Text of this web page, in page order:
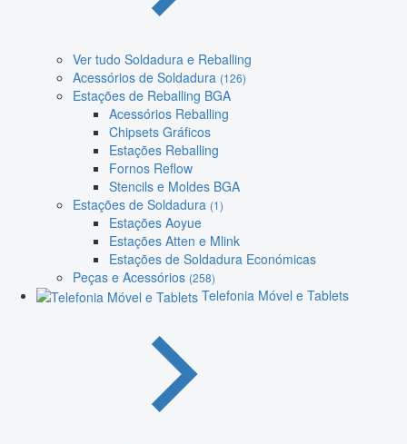
Ver tudo Soldadura e Reballing
Acessórios de Soldadura (126)
Estações de Reballing BGA
Acessórios Reballing
Chipsets Gráficos
Estações Reballing
Fornos Reflow
Stencils e Moldes BGA
Estações de Soldadura (1)
Estações Aoyue
Estações Atten e Mlink
Estações de Soldadura Económicas
Peças e Acessórios (258)
Telefonia Móvel e Tablets